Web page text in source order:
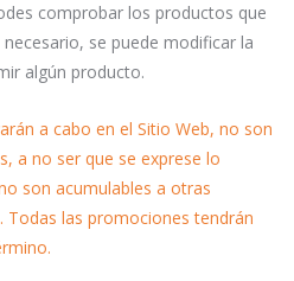
comprobar los productos que
se puede modificar la
algún producto.
a cabo en el Sitio Web, no son
a no ser que se exprese lo
son acumulables a otras
las promociones tendrán